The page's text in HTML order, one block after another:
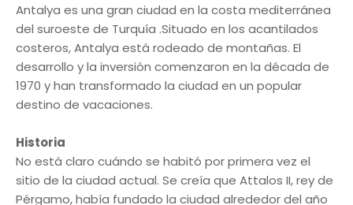
Antalya es una gran ciudad en la costa mediterránea
del suroeste de Turquía .Situado en los acantilados
costeros, Antalya está rodeado de montañas. El
desarrollo y la inversión comenzaron en la década de
1970 y han transformado la ciudad en un popular
destino de vacaciones.
Historia
No está claro cuándo se habitó por primera vez el
sitio de la ciudad actual. Se creía que Attalos II, rey de
Pérgamo, había fundado la ciudad alrededor del año